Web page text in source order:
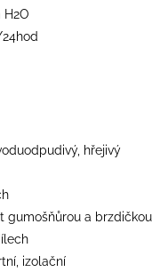
hřejivý
gumošňůrou a brzdičkou
izolační